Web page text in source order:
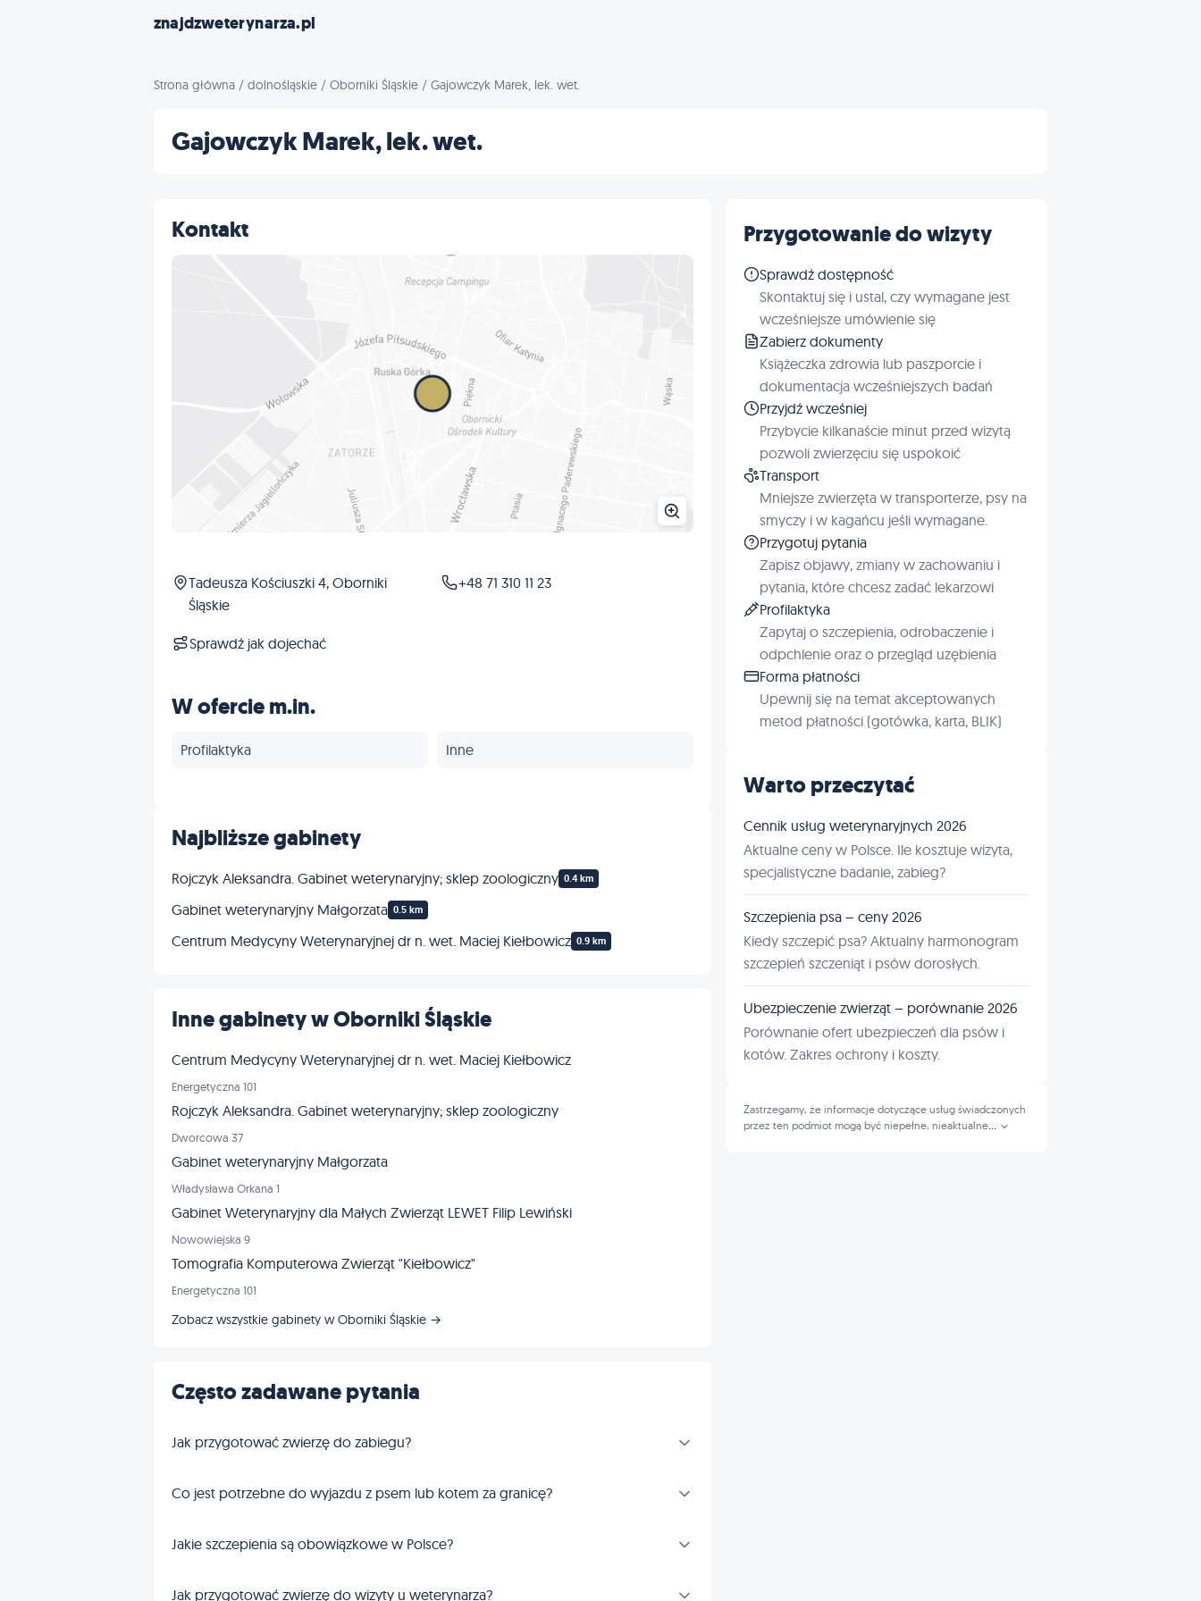
znajdzweterynarza.pl
Strona główna / dolnośląskie / Oborniki Śląskie / Gajowczyk Marek, lek. wet.
Gajowczyk Marek, lek. wet.
Kontakt
Tadeusza Kościuszki 4, Oborniki
Śląskie
+48 71 310 11 23
Sprawdź jak dojechać
W ofercie m.in.
Profilaktyka Inne
Najbliższe gabinety
Rojczyk Aleksandra. Gabinet weterynaryjny; sklep zoologiczny 0.4 km
Gabinet weterynaryjny Małgorzata 0.5 km
Centrum Medycyny Weterynaryjnej dr n. wet. Maciej Kiełbowicz 0.9 km
Inne gabinety w Oborniki Śląskie
Centrum Medycyny Weterynaryjnej dr n. wet. Maciej Kiełbowicz
Energetyczna 101
Rojczyk Aleksandra. Gabinet weterynaryjny; sklep zoologiczny
Dworcowa 37
Gabinet weterynaryjny Małgorzata
Władysława Orkana 1
Gabinet Weterynaryjny dla Małych Zwierząt LEWET Filip Lewiński
Nowowiejska 9
Tomografia Komputerowa Zwierząt "Kiełbowicz"
Energetyczna 101
Zobacz wszystkie gabinety w Oborniki Śląskie →
Często zadawane pytania
Jak przygotować zwierzę do zabiegu?
Co jest potrzebne do wyjazdu z psem lub kotem za granicę?
Jakie szczepienia są obowiązkowe w Polsce?
Jak przygotować zwierzę do wizyty u weterynarza?
Przygotowanie do wizyty
Sprawdź dostępność
Skontaktuj się i ustal, czy wymagane jest
wcześniejsze umówienie się
Zabierz dokumenty
Książeczka zdrowia lub paszporcie i
dokumentacja wcześniejszych badań
Przyjdź wcześniej
Przybycie kilkanaście minut przed wizytą
pozwoli zwierzęciu się uspokoić
Transport
Mniejsze zwierzęta w transporterze, psy na
smyczy i w kagańcu jeśli wymagane.
Przygotuj pytania
Zapisz objawy, zmiany w zachowaniu i
pytania, które chcesz zadać lekarzowi
Profilaktyka
Zapytaj o szczepienia, odrobaczenie i
odpchlenie oraz o przegląd uzębienia
Forma płatności
Upewnij się na temat akceptowanych
metod płatności (gotówka, karta, BLIK)
Warto przeczytać
Cennik usług weterynaryjnych 2026
Aktualne ceny w Polsce. Ile kosztuje wizyta,
specjalistyczne badanie, zabieg?
Szczepienia psa – ceny 2026
Kiedy szczepić psa? Aktualny harmonogram
szczepień szczeniąt i psów dorosłych.
Ubezpieczenie zwierząt – porównanie 2026
Porównanie ofert ubezpieczeń dla psów i
kotów. Zakres ochrony i koszty.
Zastrzegamy, że informacje dotyczące usług świadczonych
przez ten podmiot mogą być niepełne, nieaktualne...